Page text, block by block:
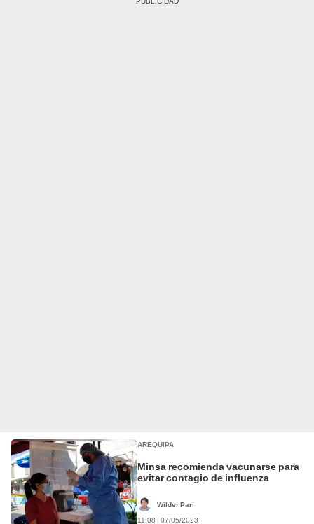
AREQUIPA
Minsa recomienda vacunarse para
evitar contagio de influenza
Wilder Pari
11:08 | 07/05/2023